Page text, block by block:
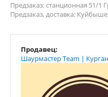
Предзаказ: станционная 51/1
Предзаказ, доставка:
Продавец:
Шаурмастер Team | Курган